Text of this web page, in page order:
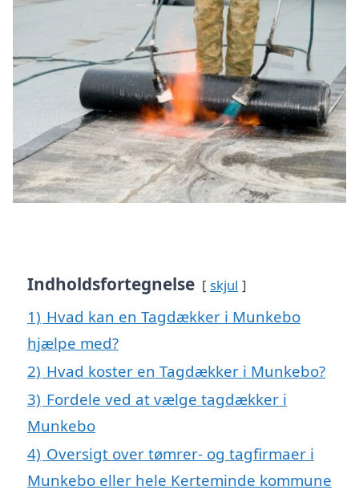
Indholdsfortegnelse skjul
1) Hvad kan en Tagdækker i Munkebo
hjælpe med?
2) Hvad koster en Tagdækker i Munkebo?
3) Fordele ved at vælge tagdækker i
Munkebo
4) Oversigt over tømrer- og tagfirmaer i
Munkebo eller hele Kerteminde kommune